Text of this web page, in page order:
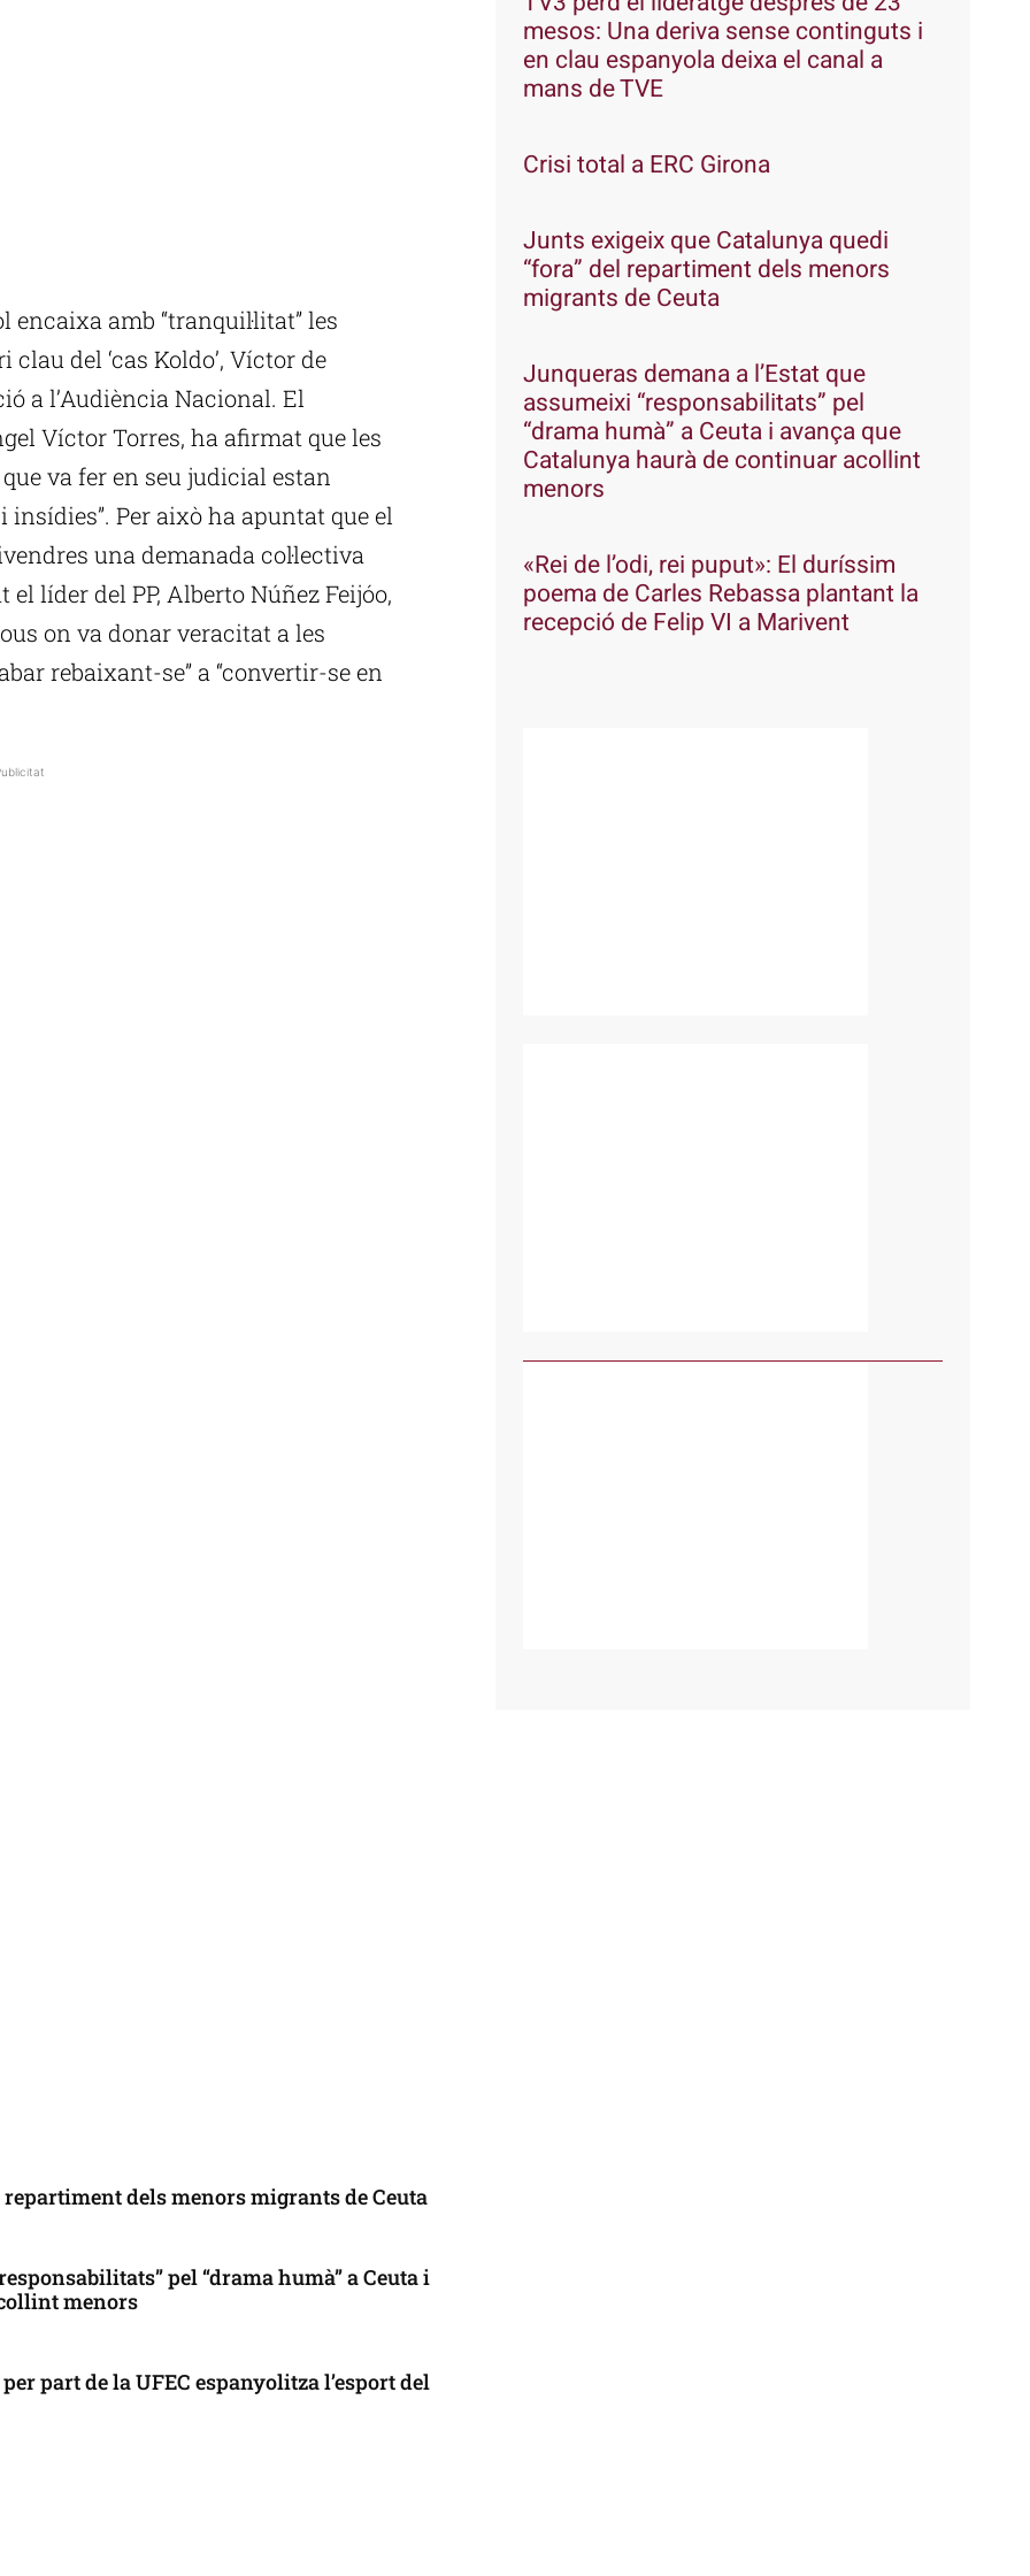
amb “tranquil·litat” les
clau del ‘cas Koldo’, Víctor de
a l’Audiència Nacional. El
Víctor Torres, ha afirmat que les
va fer en seu judicial estan
Per això ha apuntat que el
una demanada col·lectiva
líder del PP, Alberto Núñez Feijóo,
on va donar veracitat a les
rebaixant-se” a “convertir-se en
dels menors migrants de Ceuta
pel “drama humà” a Ceuta i
menors
part de la UFEC espanyolitza l’esport del
mesos: Una deriva sense continguts i
en clau espanyola deixa el canal a
mans de TVE
Crisi total a ERC Girona
Junts exigeix que Catalunya quedi
“fora” del repartiment dels menors
migrants de Ceuta
Junqueras demana a l’Estat que
assumeixi “responsabilitats” pel
“drama humà” a Ceuta i avança que
Catalunya haurà de continuar acollint
menors
«Rei de l’odi, rei puput»: El duríssim
poema de Carles Rebassa plantant la
recepció de Felip VI a Marivent